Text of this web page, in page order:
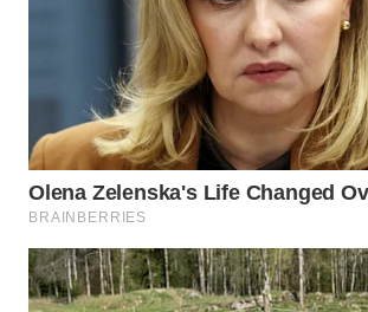
KALBAR
WN
KALTENG